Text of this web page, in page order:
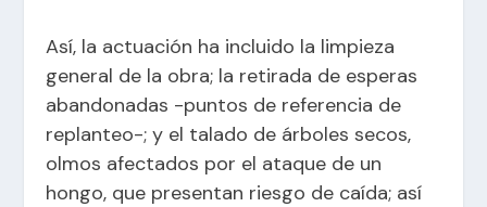
Así, la actuación ha incluido la limpieza
general de la obra; la retirada de esperas
abandonadas -puntos de referencia de
replanteo-; y el talado de árboles secos,
olmos afectados por el ataque de un
hongo, que presentan riesgo de caída; así